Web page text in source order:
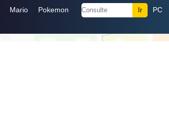
Mario Pokemon PC